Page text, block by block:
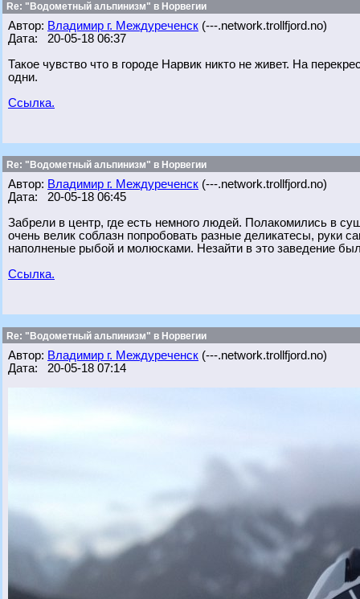
Re: "Водометный альпинизм" в Норвегии
Автор: Владимир г. Междуреченск (---.network.trollfjord.no)
Дата: 20-05-18 06:37
Такое чувство что в городе Нарвик никто не живет. На
одни.
Ссылка.
Re: "Водометный альпинизм" в Норвегии
Автор: Владимир г. Междуреченск (---.network.trollfjord.no)
Дата: 20-05-18 06:45
Забрели в центр, где есть немного людей. Полакомились в
очень велик соблазн попробовать разные деликатесы, руки
наполненые рыбой и молюсками. Незайти в это заведение
Ссылка.
Re: "Водометный альпинизм" в Норвегии
Автор: Владимир г. Междуреченск (---.network.trollfjord.no)
Дата: 20-05-18 07:14